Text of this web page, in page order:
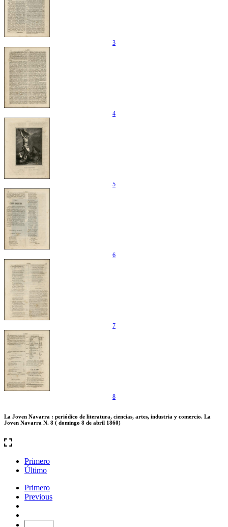
3
4
5
6
7
8
La Joven Navarra : periódico de literatura, ciencias, artes, industria y comercio. La
Joven Navarra N. 8 ( domingo 8 de abril 1860)
Primero
Último
Primero
Previous